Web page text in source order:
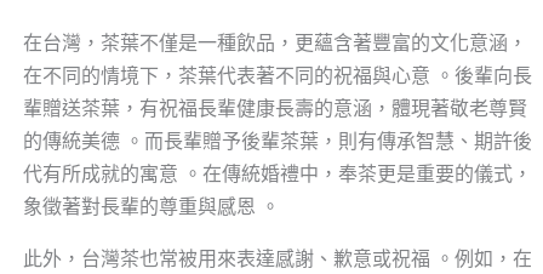
在台灣，茶葉不僅是一種飲品，更蘊含著豐富的文化意涵，
在不同的情境下，茶葉代表著不同的祝福與心意 。後輩向長
輩贈送茶葉，有祝福長輩健康長壽的意涵，體現著敬老尊賢
的傳統美德 。而長輩贈予後輩茶葉，則有傳承智慧、期許後
代有所成就的寓意 。在傳統婚禮中，奉茶更是重要的儀式，
象徵著對長輩的尊重與感恩 。
此外，台灣茶也常被用來表達感謝、歉意或祝福 。例如，在